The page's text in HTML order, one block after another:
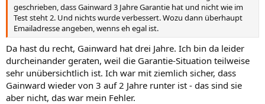
geschrieben, dass Gainward 3 Jahre Garantie hat und nicht wie im
Test steht 2. Und nichts wurde verbessert. Wozu dann überhaupt
Emailadresse angeben, wenns eh egal ist.
Da hast du recht, Gainward hat drei Jahre. Ich bin da leider
durcheinander geraten, weil die Garantie-Situation teilweise
sehr unübersichtlich ist. Ich war mit ziemlich sicher, dass
Gainward wieder von 3 auf 2 Jahre runter ist - das sind sie
aber nicht, das war mein Fehler.